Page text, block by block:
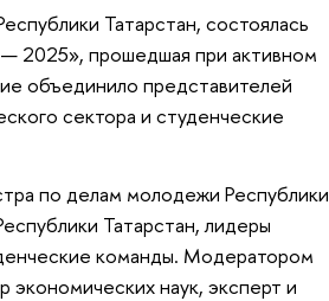
Татарстан, состоялась
2025», прошедшая при активном
объединило представителей
сектора и студенческие
по делам молодежи Республики
Татарстан, лидеры
команды. Модератором
экономических наук, эксперт и